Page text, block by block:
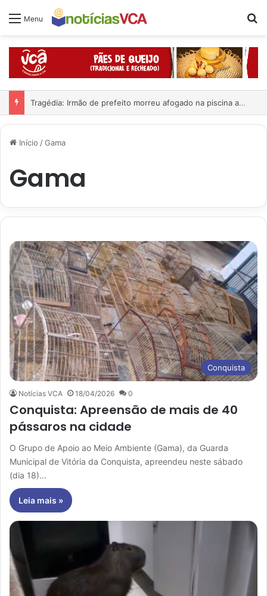
Menu
Tragédia: Irmão de prefeito morreu afogado na piscina após cair de cadeira de rodas
Início /Gama
Gama
Conquista
Notícias VCA 18/04/2026 0
Conquista: Apreensão de mais de 40
pássaros na cidade
O Grupo de Apoio ao Meio Ambiente (Gama), da Guarda
Municipal de Vitória da Conquista, apreendeu neste sábado
(dia 18)…
Leia mais »